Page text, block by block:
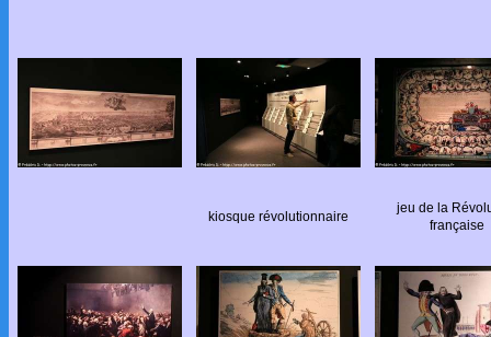
kiosque révolutionnaire
jeu de la
française